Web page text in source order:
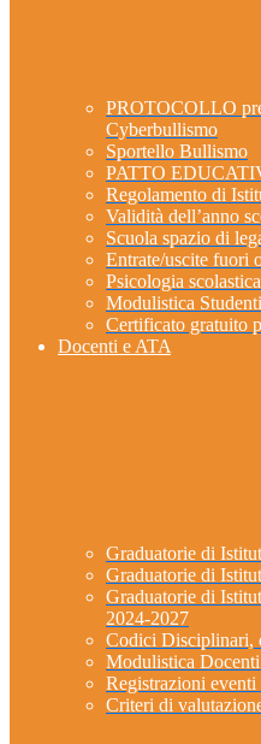
PROTOCOLLO
Cyberbullismo
Sportello Bullismo
PATTO
Regolamento di
Validità dell’anno
Scuola spazio di
Entrate/uscite fuori
Psicologia scolastica
Modulistica
Certificato gratuito
Docenti e ATA
Graduatorie di
Graduatorie di
Graduatorie di
2024-2027
Codici Disciplinari,
Modulistica
Registrazioni
Criteri di